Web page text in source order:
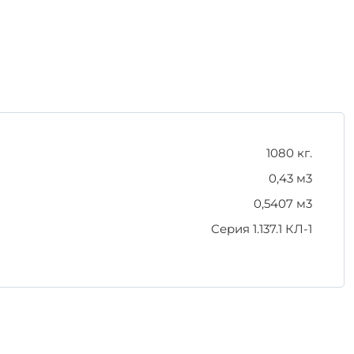
1080 кг.
0,43 м3
0,5407 м3
Серия 1.137.1 КЛ-1